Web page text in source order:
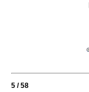
5 / 58